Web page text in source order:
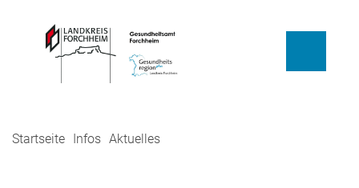
Startseite Infos Aktuelles